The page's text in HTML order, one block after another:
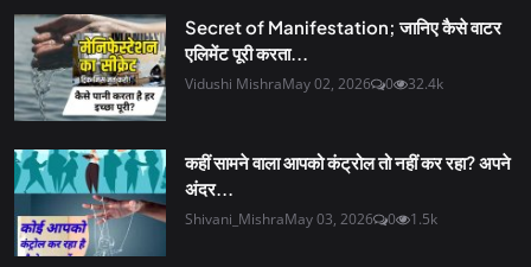
Secret of Manifestation; जानिए कैसे वाटर
एलिमेंट पूरी करता...
Vidushi MishraMay 02, 2026 0 32.4k
कहीं सामने वाला आपको कंट्रोल तो नहीं कर रहा? अपने
अंदर...
Shivani_MishraMay 03, 2026 0 1.5k